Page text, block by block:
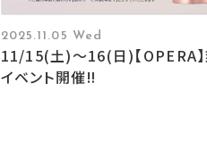
2025.11.05 Wed
11/15(土)〜16(日)【OPERA
イベント開催‼︎